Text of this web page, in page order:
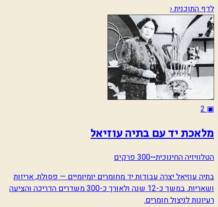
לדף התוכנית ‹
▣
2
מלאכת יד עם בתיה עוזיאל
הטלוויזיה החינוכית~300 פרקים
בתיה עוזיאל יצרה עבודות יד מחומרים יומיומיים — פסולת, אריזות
ושאריות. במשך כ-12 שנה ולאורך כ-300 משדרים הדריכה והציעה
רעיונות לניצול חומרים.